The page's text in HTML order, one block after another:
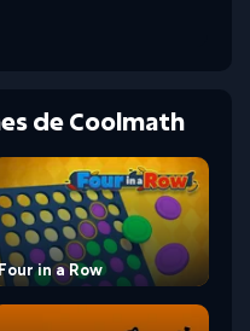
de Coolmath
Four in a Row